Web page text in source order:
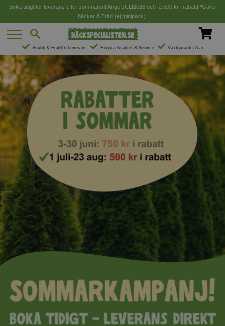
Boka tidigt för leverans efter sommaren! Ange JULI2026 och få 500 kr i rabatt! *Gäller
häckar & Träd (ej minipack).
Snabb & Fraktfri Leverans Högsta Kvalitet & Service Växtgaranti i 3 år